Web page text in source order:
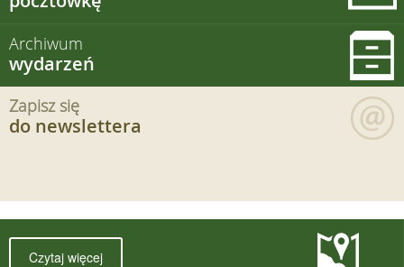
Archiwum
wydarzeń
Zapisz się
do newslettera
Czytaj więcej